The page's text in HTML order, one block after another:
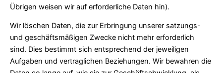
Übrigen weisen wir auf erforderliche Daten hin).
Wir löschen Daten, die zur Erbringung unserer satzungs-
und geschäftsmäßigen Zwecke nicht mehr erforderlich
sind. Dies bestimmt sich entsprechend der jeweiligen
Aufgaben und vertraglichen Beziehungen. Wir bewahren die